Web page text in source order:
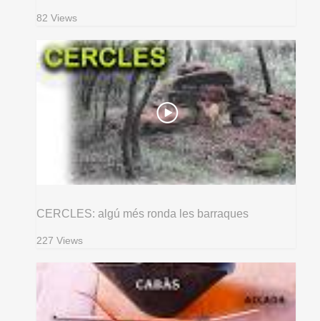
82 Views
CERCLES: algú més ronda les barraques
227 Views